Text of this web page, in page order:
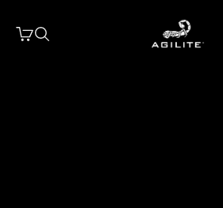
Agilite Israel
פתחפתח